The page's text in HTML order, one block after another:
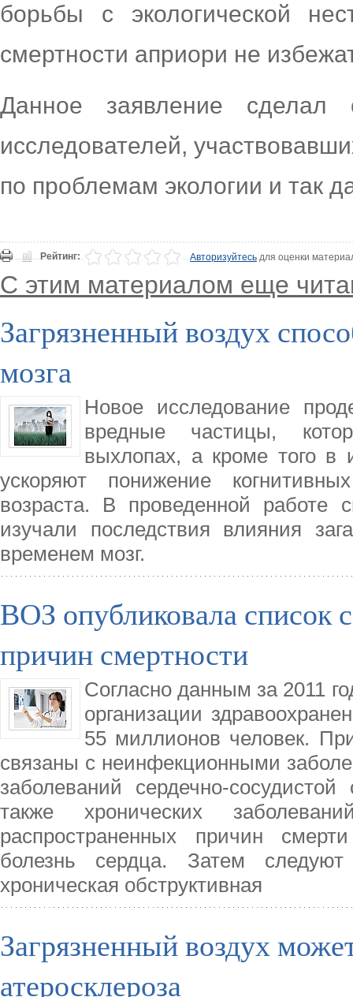
борьбы с экологической
смертности априори не
Данное заявление сделал
исследователей,
по проблемам экологии и так
Рейтинг: Авторизуйтесьдля оценки
С этим материалом еще
Загрязненный воздух
мозга
Новое исследование
вредные частицы,
выхлопах, а кроме того в
ускоряют понижение
возраста. В проведенной работе
изучали последствия влияния
временем мозг.
ВОЗ опубликовала список
причин смертности
Согласно данным за 2011
организации
55 миллионов человек.
связаны с неинфекционными
заболеваний сердечно-
также хронических
распространенных причин
болезнь сердца. Затем
хроническая обструктивная
Загрязненный воздух
атеросклероза